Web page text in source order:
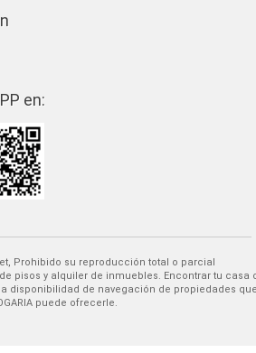
en:
Prohibido su reproducción total o parcial
disponibilidad de navegación de propiedades
puede ofrecerle.